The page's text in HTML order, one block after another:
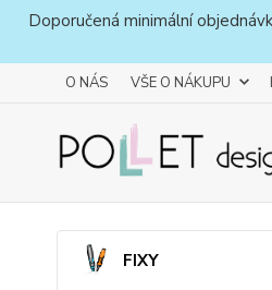
Doporučená minimální
O NÁS VŠE O NÁKUPU
FIXY